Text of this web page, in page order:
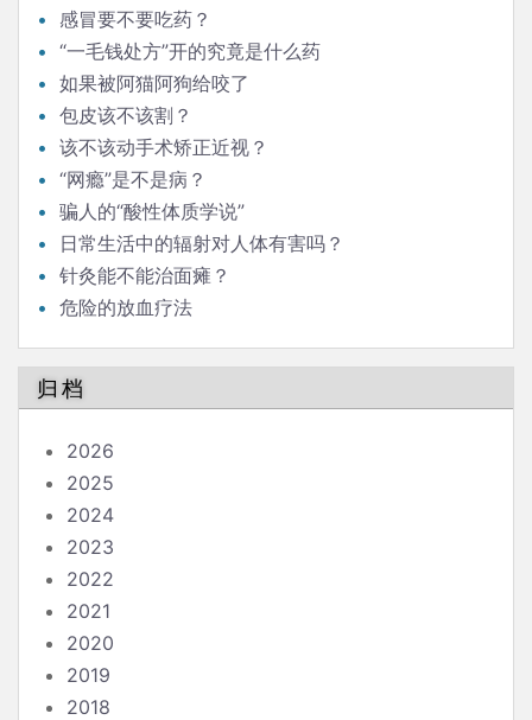
感冒要不要吃药？
“一毛钱处方”开的究竟是什么药
如果被阿猫阿狗给咬了
包皮该不该割？
该不该动手术矫正近视？
“网瘾”是不是病？
骗人的“酸性体质学说”
日常生活中的辐射对人体有害吗？
针灸能不能治面瘫？
危险的放血疗法
归档
2026
2025
2024
2023
2022
2021
2020
2019
2018